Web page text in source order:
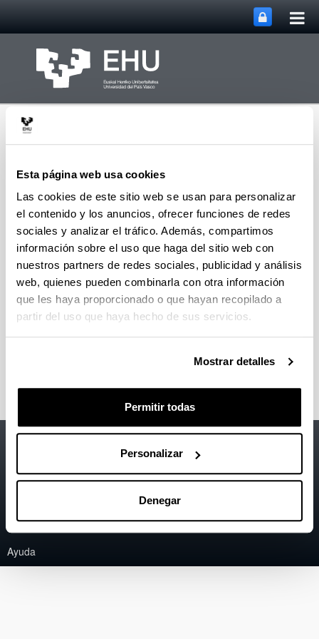
Esta página web usa cookies
Las cookies de este sitio web se usan para personalizar
el contenido y los anuncios, ofrecer funciones de redes
sociales y analizar el tráfico. Además, compartimos
información sobre el uso que haga del sitio web con
nuestros partners de redes sociales, publicidad y análisis
web, quienes pueden combinarla con otra información
que les haya proporcionado o que hayan recopilado a
partir del uso que haya hecho de sus servicios.
Mostrar detalles
Permitir todas
Personalizar
Denegar
Elkarrikertuz MenúAbrir/cerrar
Proyectos
Proyectos de Investigación
Accesibilidad
Mapa
Ayuda
EHU